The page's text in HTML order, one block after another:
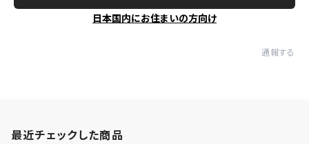
日本国内にお住まいの方向け
通報する
最近チェックした商品